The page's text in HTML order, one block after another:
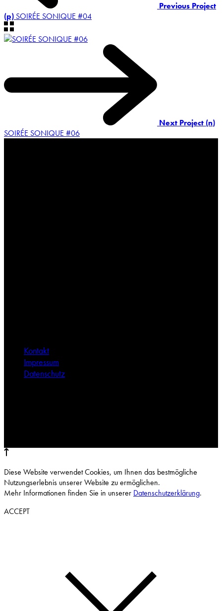
Previous Project
(p) SOIRÉE SONIQUE #04
Next Project (n)
SOIRÉE SONIQUE #06
Kontakt
Impressum
Datenschutz
Diese Website verwendet Cookies, um Ihnen das bestmögliche
Nutzungserlebnis unserer Website zu ermöglichen.
Mehr Informationen finden Sie in unserer Datenschutzerklärung.
ACCEPT